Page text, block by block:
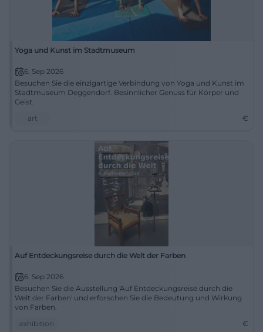
Yoga und Kunst im Stadtmuseum
6. Sep 2026
Besuchen Sie die einzigartige Verbindung von Yoga und Kunst im
Stadtmuseum Deggendorf. Besinnlicher Genuss für Körper und
Geist.
art
€
Auf Entdeckungsreise durch die Welt der Farben
6. Sep 2026
Besuchen Sie die Ausstellung 'Auf Entdeckungsreise durch die
Welt der Farben' und erforschen Sie die Bedeutung und Wirkung
von Farben.
exhibition
€